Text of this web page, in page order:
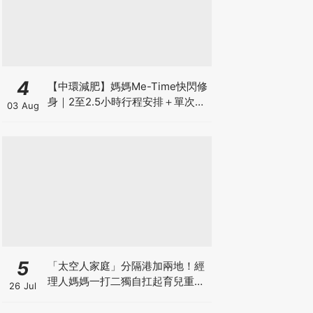
4
03 Aug
【中環減肥】媽媽Me-Time快閃修
身｜2至2.5小時行程安排＋單次收
5
26 Jul
「太空人家庭」分隔港加兩地！經
理人媽媽一打二獨自扛起育兒重